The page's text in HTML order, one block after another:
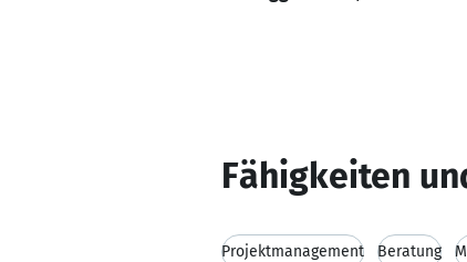
Fähigkeiten
Projektmanagement Beratung